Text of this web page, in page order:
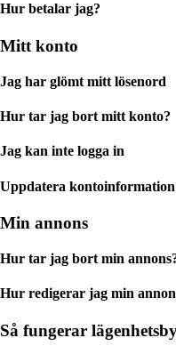
Hur betalar jag?
Mitt konto
Jag har glömt mitt lösenord
Hur tar jag bort mitt konto?
Jag kan inte logga in
Uppdatera kontoinformation
Min annons
Hur tar jag bort min
Hur redigerar jag min
Så fungerar